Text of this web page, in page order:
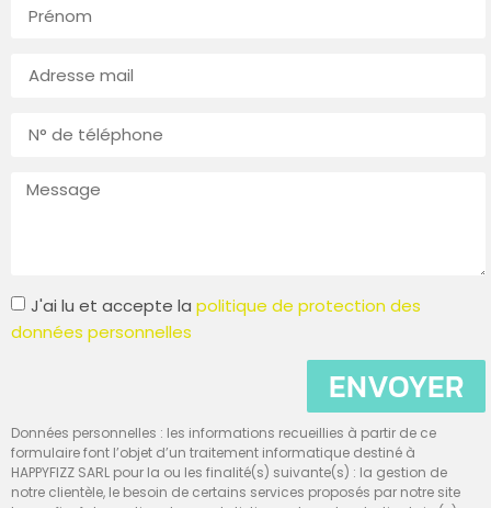
J'ai lu et accepte la politique de protection des
données personnelles
ENVOYER
Données personnelles : les informations recueillies à partir de ce
formulaire font l’objet d’un traitement informatique destiné à
HAPPYFIZZ SARL pour la ou les finalité(s) suivante(s) : la gestion de
notre clientèle, le besoin de certains services proposés par notre site